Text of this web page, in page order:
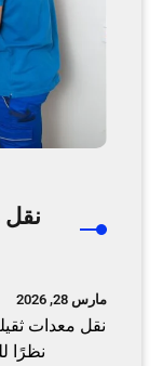
نقل
مارس 28, 2026
نقل معدات
نظرًا